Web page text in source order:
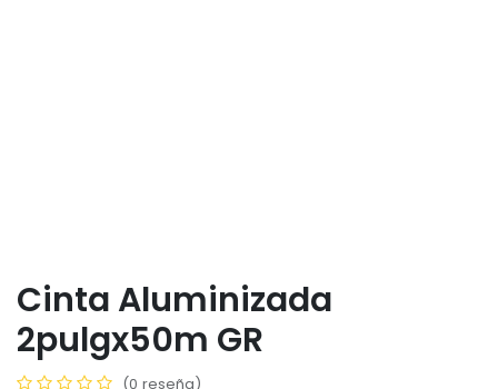
Cinta Aluminizada
2pulgx50m GR
(0 reseña)